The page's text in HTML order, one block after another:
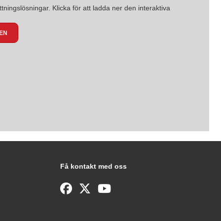
Klicka för att ladda ner den interaktiva
Få kontakt med oss